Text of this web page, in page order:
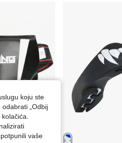
koju ste
„Odbij
vaše